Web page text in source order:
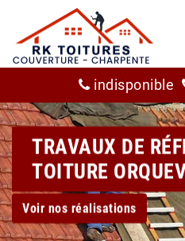
indisponible
TRAVAUX DE
TOITURE
Voir nos réalisations